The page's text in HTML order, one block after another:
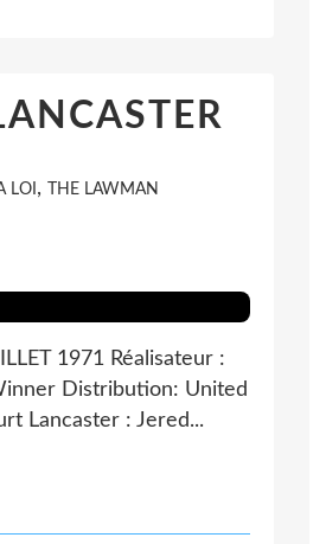
LOI , THE LAWMAN
1971 Réalisateur :
Distribution: United
Lancaster : Jered...